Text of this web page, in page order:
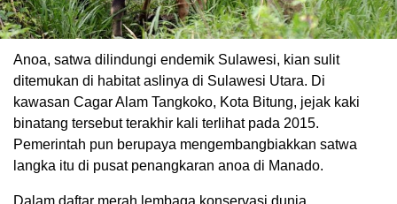
Anoa, satwa dilindungi endemik Sulawesi, kian sulit
ditemukan di habitat aslinya di Sulawesi Utara. Di
kawasan Cagar Alam Tangkoko, Kota Bitung, jejak kaki
binatang tersebut terakhir kali terlihat pada 2015.
Pemerintah pun berupaya mengembangbiakkan satwa
langka itu di pusat penangkaran anoa di Manado.